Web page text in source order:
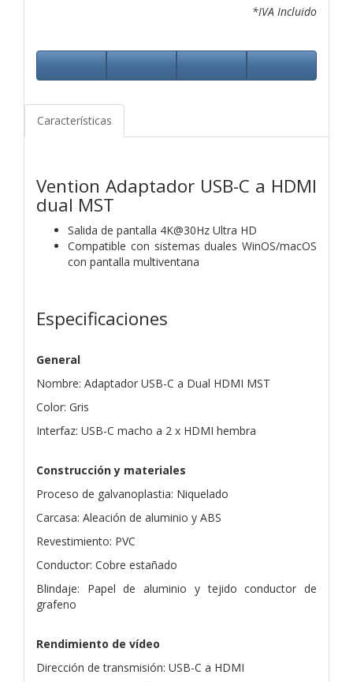
*IVA Incluido
Características
Vention Adaptador USB-C a HDMI
dual MST
Salida de pantalla 4K@30Hz Ultra HD
Compatible con sistemas duales WinOS/macOS
con pantalla multiventana
Especificaciones
General
Nombre: Adaptador USB-C a Dual HDMI MST
Color: Gris
Interfaz: USB-C macho a 2 x HDMI hembra
Construcción y materiales
Proceso de galvanoplastia: Niquelado
Carcasa: Aleación de aluminio y ABS
Revestimiento: PVC
Conductor: Cobre estañado
Blindaje: Papel de aluminio y tejido conductor de
grafeno
Rendimiento de vídeo
Dirección de transmisión: USB-C a HDMI